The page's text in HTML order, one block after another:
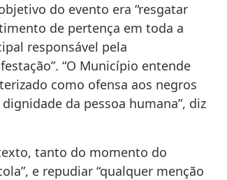
do evento era “resgatar
de pertença em toda a
responsável pela
“O Município entende
como ofensa aos negros
da pessoa humana”, diz
tanto do momento do
e repudiar “qualquer menção